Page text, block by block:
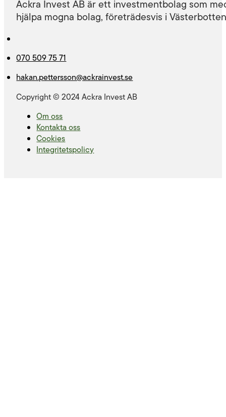
Ackra Invest AB är ett investmentbolag som
hjälpa mogna bolag, företrädesvis i
070 509 75 71
hakan.pettersson@ackrainvest.se
Copyright © 2024 Ackra Invest AB
Om oss
Kontakta oss
Cookies
Integritetspolicy